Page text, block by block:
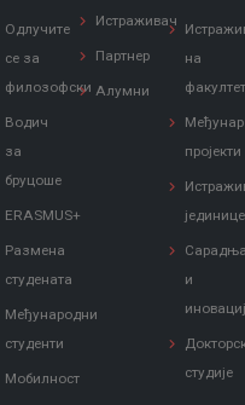
Одлучите
се за
филозофски
Водич
за
бруцоше
ERASMUS+
Размена
студената
Међународни
студенти
Мобилност
Истраживач
Партнер
Алумни
на
пројекти
јединице
и
студије